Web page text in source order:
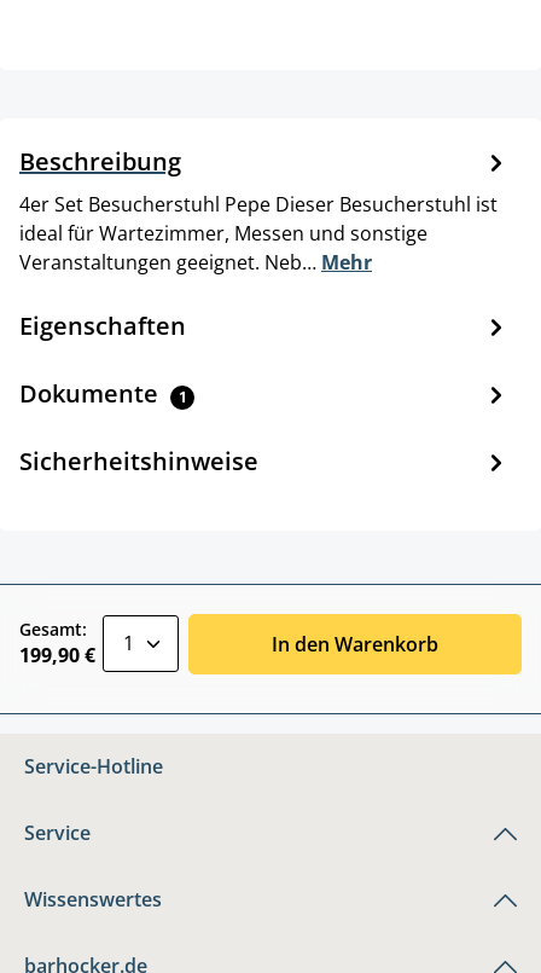
Beschreibung
4er Set Besucherstuhl Pepe Dieser Besucherstuhl ist
ideal für Wartezimmer, Messen und sonstige
Veranstaltungen geeignet. Neb… Mehr
Eigenschaften
Dokumente 1
Sicherheitshinweise
Gesamt:
199,90 € In den Warenkorb
Service-Hotline
Service
Wissenswertes
barhocker.de